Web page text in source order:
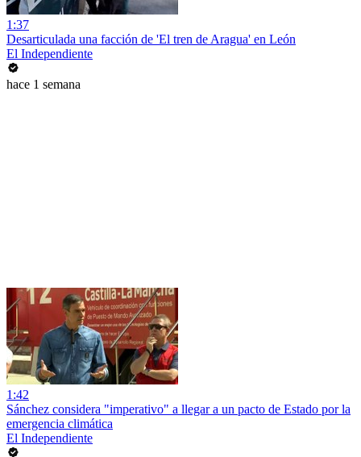
1:37
Desarticulada una facción de 'El tren de Aragua' en León
El Independiente
hace 1 semana
1:42
Sánchez considera "imperativo" a llegar a un pacto de Estado por la
emergencia climática
El Independiente